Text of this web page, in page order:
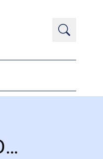
Årsrapport 2023 fra Dansk Akut Leukæmi Database (ALD) og Myelodysplastisk Syndrom Database (MDS)